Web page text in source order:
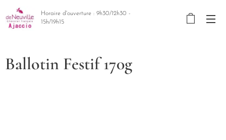
Horaire d'ouverture : 9h30/12h30 -
15h/19h15
Ballotin Festif 170g